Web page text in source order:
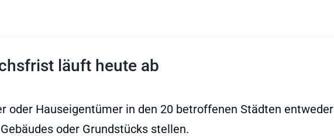
läuft heute ab
oder Hauseigentümer in den 20 betroffenen Städten entweder
oder Grundstücks stellen.